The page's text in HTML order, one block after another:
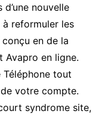
nouvelle
à reformuler les
en de la
Avapro en ligne.
Téléphone tout
votre compte.
syndrome site,